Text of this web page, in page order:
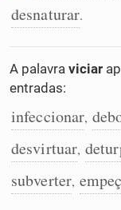
desnaturar.
A palavra viciar
entradas:
infeccionar,
desvirtuar,
subverter,